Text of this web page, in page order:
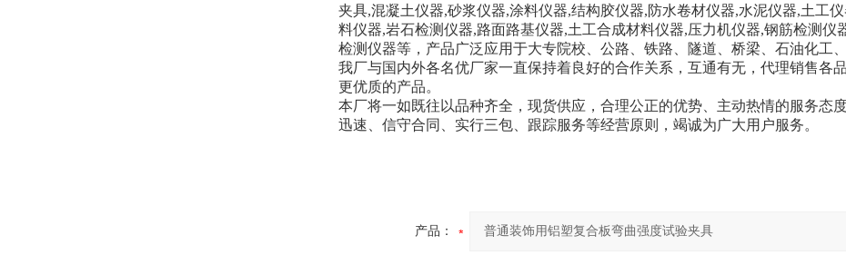
夹具,混凝土仪器,砂浆仪器,涂料仪器,结构胶仪器,防水卷材仪器,水泥仪器,土工
料仪器,岩石检测仪器,路面路基仪器,土工合成材料仪器,压力机仪器,钢筋检测
检测仪器等，产品广泛应用于大专院校、公路、铁路、隧道、桥梁、石油化工
我厂与国内外各名优厂家一直保持着良好的合作关系，互通有无，代理销售各
更优质的产品。
本厂将一如既往以品种齐全，现货供应，合理公正的优势、主动热情的服务态
迅速、信守合同、实行三包、跟踪服务等经营原则，竭诚为广大用户服务。
产品：